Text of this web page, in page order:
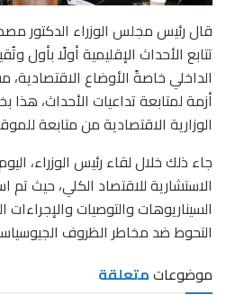
قال رئيس مجلس الوزراء الدكتور
تتابع الأحداث الإقليمية أولًا بأول
الداخلي خاصةً الأوضاع الاقتصادية،
أزمة لمتابعة تداعيات الأحداث،
الوزارية الاقتصادية من متابعة
جاء ذلك خلال لقاء رئيس الوزراء،
الاستشارية للاقتصاد الكلي، حيث
السيناريوهات والتوصيات
التحوط ضد مخاطر الظروف
موضوعاتمتعلقة